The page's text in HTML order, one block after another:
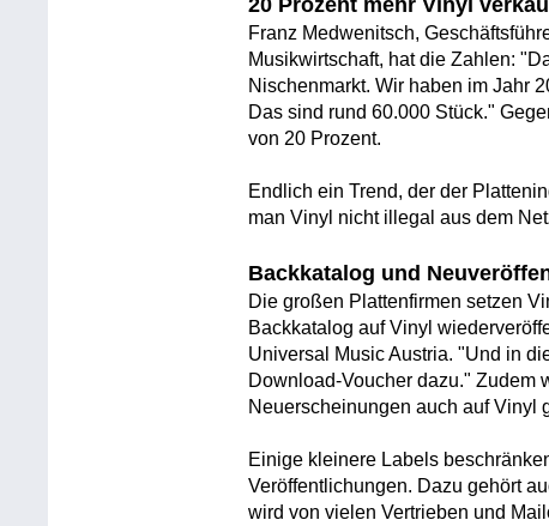
20 Prozent mehr Vinyl
Franz Medwenitsch,
Musikwirtschaft, hat die Zahlen:
Nischenmarkt. Wir haben im Jahr
Das sind rund 60.000 Stück."
von 20 Prozent.
Endlich ein Trend, der der
man Vinyl nicht illegal aus dem
Backkatalog und
Die großen Plattenfirmen setzen
Backkatalog auf Vinyl
Universal Music Austria. "Und in
Download-Voucher dazu." Zudem
Neuerscheinungen auch auf Vinyl
Einige kleinere Labels
Veröffentlichungen. Dazu gehört
wird von vielen Vertrieben und